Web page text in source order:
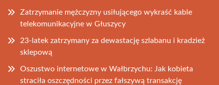
Zatrzymanie mężczyzny usiłującego wykraść kable
telekomunikacyjne w Głuszycy
23-latek zatrzymany za dewastację szlabanu i kradzież
sklepową
Oszustwo internetowe w Wałbrzychu: Jak kobieta
straciła oszczędności przez fałszywą transakcję